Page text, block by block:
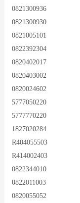
0821300936
0821300930
0821005101
0822392304
0820402017
0820403002
0820024602
5777050220
5777770220
1827020284
R404055503
R414002403
0822344010
0822011003
0820055052